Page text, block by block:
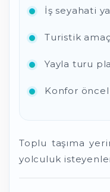
İş seyahati
Turistik
Yayla turu
Konfor
Toplu taşıma
yolculuk